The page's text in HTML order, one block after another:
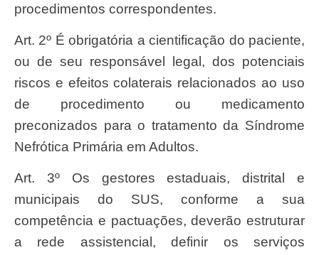
procedimentos correspondentes.
Art. 2º É obrigatória a cientificação do paciente,
ou de seu responsável legal, dos potenciais
riscos e efeitos colaterais relacionados ao uso
de procedimento ou medicamento
preconizados para o tratamento da Síndrome
Nefrótica Primária em Adultos.
Art. 3º Os gestores estaduais, distrital e
municipais do SUS, conforme a sua
competência e pactuações, deverão estruturar
a rede assistencial, definir os serviços